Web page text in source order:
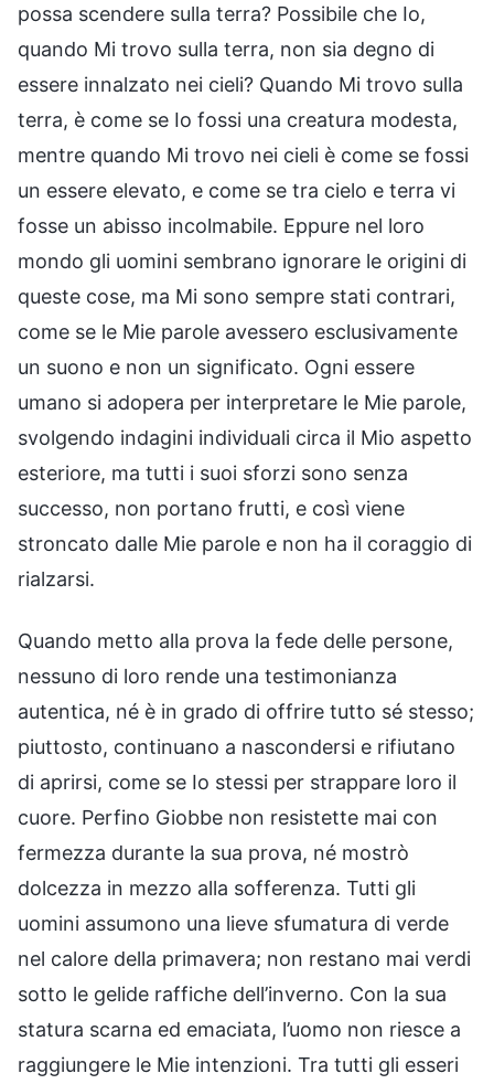
possa scendere sulla terra? Possibile che Io,
quando Mi trovo sulla terra, non sia degno di
essere innalzato nei cieli? Quando Mi trovo sulla
terra, è come se Io fossi una creatura modesta,
mentre quando Mi trovo nei cieli è come se fossi
un essere elevato, e come se tra cielo e terra vi
fosse un abisso incolmabile. Eppure nel loro
mondo gli uomini sembrano ignorare le origini di
queste cose, ma Mi sono sempre stati contrari,
come se le Mie parole avessero esclusivamente
un suono e non un significato. Ogni essere
umano si adopera per interpretare le Mie parole,
svolgendo indagini individuali circa il Mio aspetto
esteriore, ma tutti i suoi sforzi sono senza
successo, non portano frutti, e così viene
stroncato dalle Mie parole e non ha il coraggio di
rialzarsi.
Quando metto alla prova la fede delle persone,
nessuno di loro rende una testimonianza
autentica, né è in grado di offrire tutto sé stesso;
piuttosto, continuano a nascondersi e rifiutano
di aprirsi, come se Io stessi per strappare loro il
cuore. Perfino Giobbe non resistette mai con
fermezza durante la sua prova, né mostrò
dolcezza in mezzo alla sofferenza. Tutti gli
uomini assumono una lieve sfumatura di verde
nel calore della primavera; non restano mai verdi
sotto le gelide raffiche dell’inverno. Con la sua
statura scarna ed emaciata, l’uomo non riesce a
raggiungere le Mie intenzioni. Tra tutti gli esseri